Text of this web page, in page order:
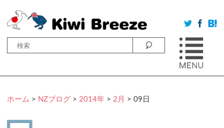
ホーム > NZブログ > 2014年 > 2月 > 09日